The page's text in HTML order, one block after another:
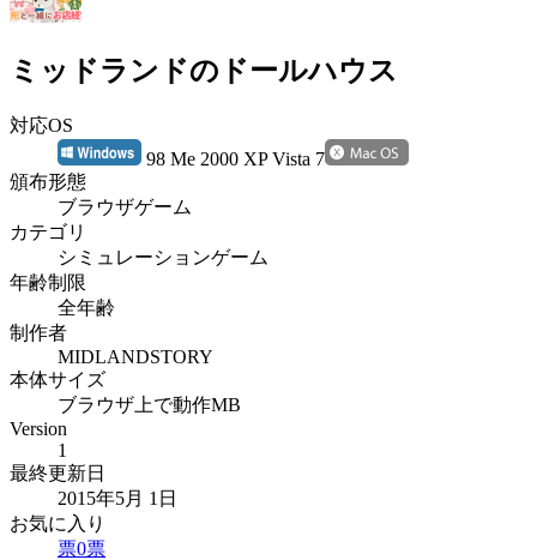
ミッドランドのドールハウス
対応OS
98 Me 2000 XP Vista 7
頒布形態
ブラウザゲーム
カテゴリ
シミュレーションゲーム
年齢制限
全年齢
制作者
MIDLANDSTORY
本体サイズ
ブラウザ上で動作MB
Version
1
最終更新日
2015年5月 1日
お気に入り
票0票